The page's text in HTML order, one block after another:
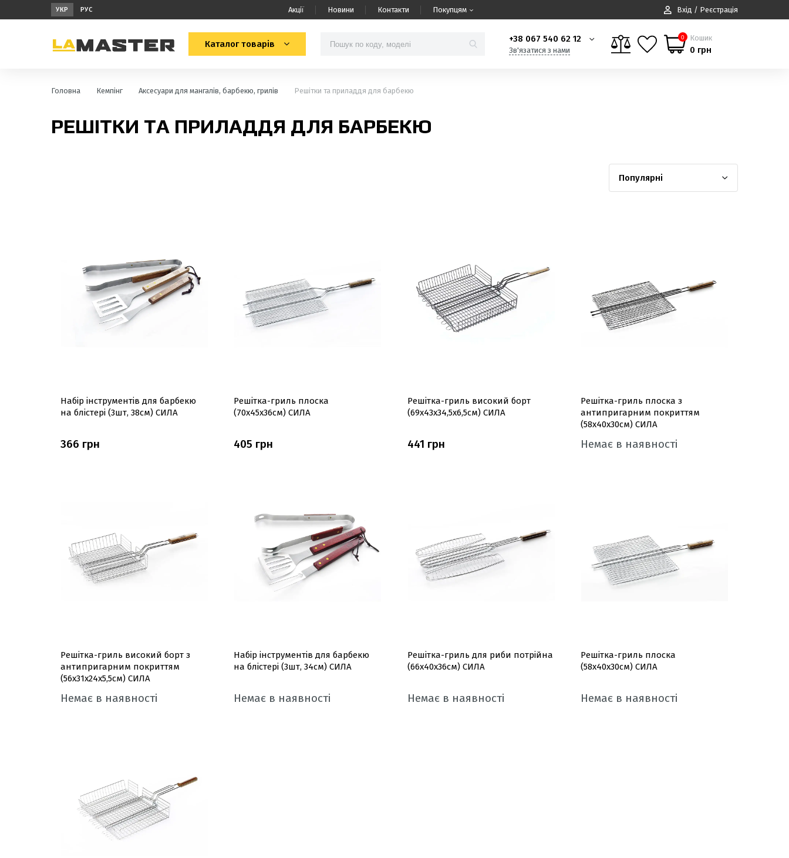
УКР РУС Акції Новини Контакти Покупцям Вхід / Реєстрація
Каталог товарів
+38 067 540 62 12
Зв'язатися з нами
0 Кошик
0 грн
Головна Кемпінг Аксесуари для мангалів, барбекю, грилів Решітки та приладдя для барбекю
РЕШІТКИ ТА ПРИЛАДДЯ ДЛЯ БАРБЕКЮ
Популярні
Набір інструментів для барбекю
на блістері (3шт, 38см) СИЛА
366 грн
Решітка-гриль плоска
(70x45x36см) СИЛА
405 грн
Решітка-гриль високий борт
(69x43x34,5x6,5см) СИЛА
441 грн
Решітка-гриль плоска з
антипригарним покриттям
(58x40x30см) СИЛА
Немає в наявності
Решітка-гриль високий борт з
антипригарним покриттям
(56x31x24x5,5см) СИЛА
Немає в наявності
Набір інструментів для барбекю
на блістері (3шт, 34см) СИЛА
Немає в наявності
Решітка-гриль для риби потрійна
(66x40x36см) СИЛА
Немає в наявності
Решітка-гриль плоска
(58x40x30см) СИЛА
Немає в наявності